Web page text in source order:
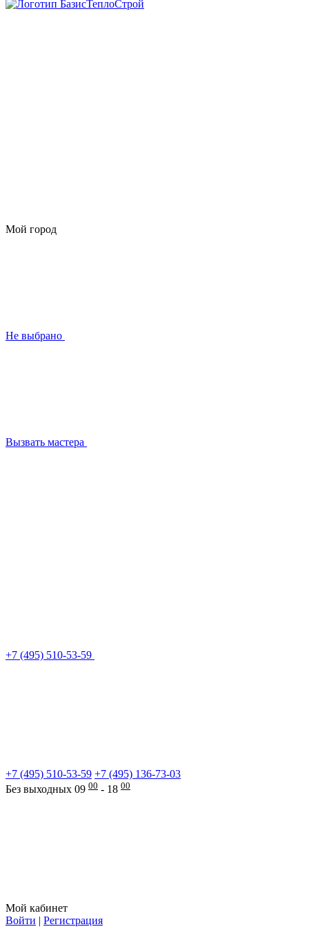
Мой город
Не выбрано
Вызвать мастера
+7 (495) 510-53-59
+7 (495) 510-53-59 +7 (495) 136-73-03
Без выходных 09 00 - 18 00
Мой кабинет
Войти | Регистрация